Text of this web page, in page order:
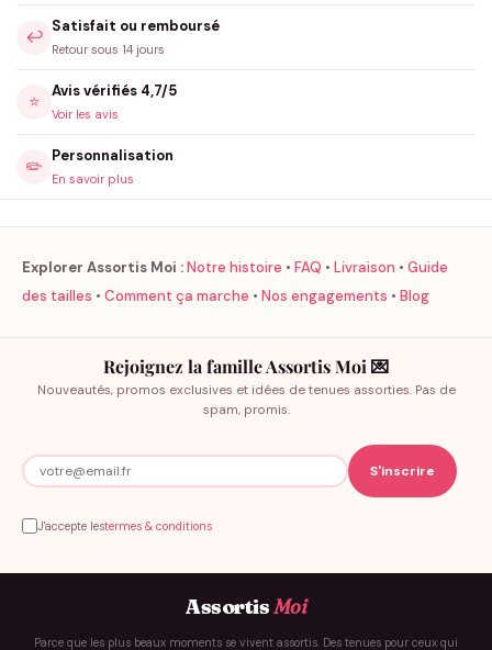
↩️
Satisfait ou remboursé
Retour sous 14 jours
⭐
Avis vérifiés 4,7/5
Voir les avis
✏️
Personnalisation
En savoir plus
Explorer Assortis Moi :Notre histoire • FAQ • Livraison • Guide
des tailles • Comment ça marche • Nos engagements • Blog
Rejoignez la famille Assortis Moi 💌
Nouveautés, promos exclusives et idées de tenues assorties. Pas de
spam, promis.
J'accepte lestermes & conditions
AssortisMoi
Parce que les plus beaux moments se vivent assortis. Des tenues pour ceux qui